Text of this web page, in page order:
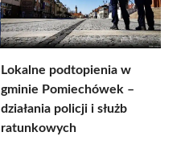
Lokalne podtopienia w
gminie Pomiechówek –
działania policji i służb
ratunkowych